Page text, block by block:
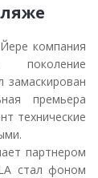
компания
поколение
замаскирован
премьера
технические
партнером
стал фоном